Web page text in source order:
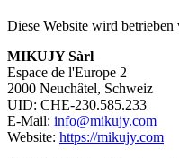
Diese Website wird betrieben
MIKUJY Sàrl
Espace de l'Europe 2
2000 Neuchâtel, Schweiz
UID: CHE-230.585.233
E-Mail: info@mikujy.com
Website: https://mikujy.com